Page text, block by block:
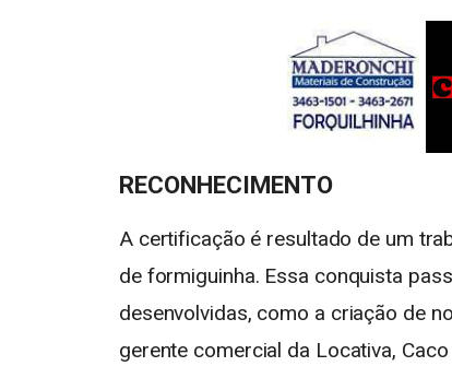
RECONHECIMENTO
A certificação é resultado de um
de formiguinha. Essa conquista
desenvolvidas, como a criação de
gerente comercial da Locativa,